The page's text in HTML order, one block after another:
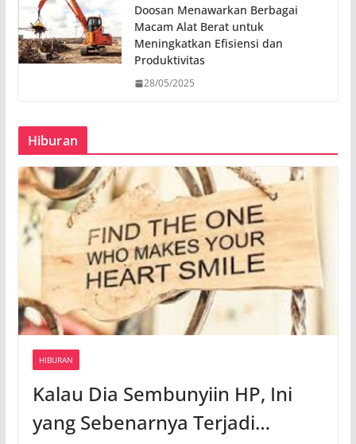
Doosan Menawarkan Berbagai
Macam Alat Berat untuk
Meningkatkan Efisiensi dan
Produktivitas
28/05/2025
Hiburan
HIBURAN
Kalau Dia Sembunyiin HP, Ini
yang Sebenarnya Terjadi…